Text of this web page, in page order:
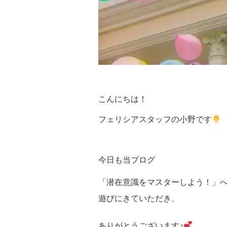
こんにちは！
フェリシアスタッフの小野です
今日も当ブログ
「潜在意識をマスターしよう！」
遊びにきていただき、